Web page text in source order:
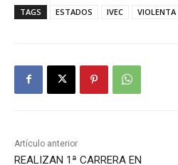
TAGS ESTADOS IVEC VIOLENTA
Artículo anterior
REALIZAN 1ª CARRERA EN